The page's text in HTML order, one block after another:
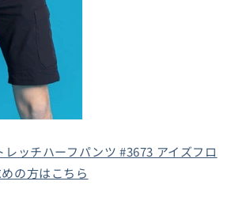
ッチハーフパンツ #3673 アイズフロ
の方はこちら